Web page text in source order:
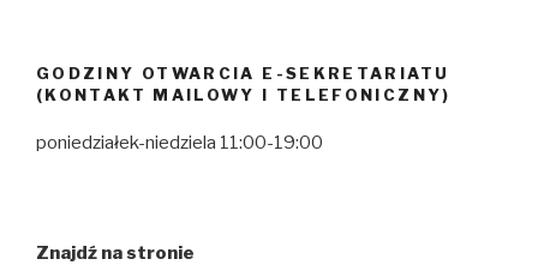
GODZINY OTWARCIA E-SEKRETARIATU
(KONTAKT MAILOWY I TELEFONICZNY)
poniedziałek-niedziela 11:00-19:00
Znajdź na stronie